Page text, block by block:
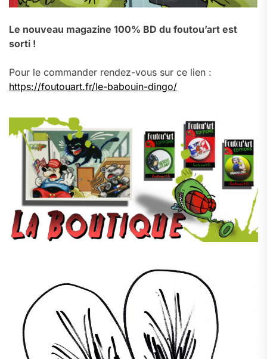
Le nouveau magazine 100% BD du foutou’art est
sorti !
Pour le commander rendez-vous sur ce lien :
https://foutouart.fr/le-babouin-dingo/